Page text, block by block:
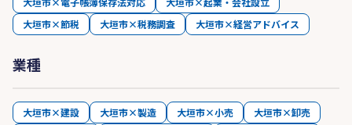
大垣市×節税
大垣市×税務調査 大垣市×経営アドバイス
業種
大垣市×建設 大垣市×製造 大垣市×小売
大垣市×卸売